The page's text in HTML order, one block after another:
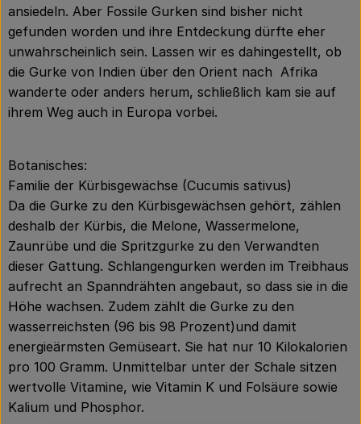
ansiedeln. Aber Fossile Gurken sind bisher nicht
gefunden worden und ihre Entdeckung dürfte eher
unwahrscheinlich sein. Lassen wir es dahingestellt, ob
die Gurke von Indien über den Orient nach Afrika
wanderte oder anders herum, schließlich kam sie auf
ihrem Weg auch in Europa vorbei.
Botanisches:
Familie der Kürbisgewächse (Cucumis sativus)
Da die Gurke zu den Kürbisgewächsen gehört, zählen
deshalb der Kürbis, die Melone, Wassermelone,
Zaunrübe und die Spritzgurke zu den Verwandten
dieser Gattung. Schlangengurken werden im Treibhaus
aufrecht an Spanndrähten angebaut, so dass sie in die
Höhe wachsen. Zudem zählt die Gurke zu den
wasserreichsten (96 bis 98 Prozent)und damit
energieärmsten Gemüseart. Sie hat nur 10 Kilokalorien
pro 100 Gramm. Unmittelbar unter der Schale sitzen
wertvolle Vitamine, wie Vitamin K und Folsäure sowie
Kalium und Phosphor.